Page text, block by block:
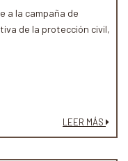
a la campaña de
de la protección civil,
LEER MÁS